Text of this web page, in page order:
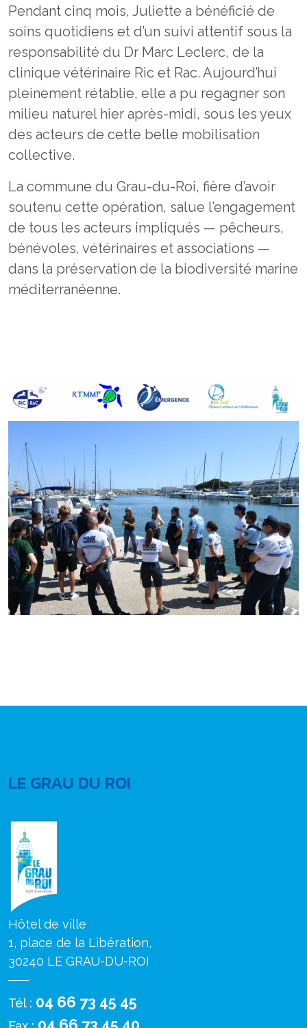
Pendant cinq mois, Juliette a bénéficié de
soins quotidiens et d’un suivi attentif sous la
responsabilité du Dr Marc Leclerc, de la
clinique vétérinaire Ric et Rac. Aujourd’hui
pleinement rétablie, elle a pu regagner son
milieu naturel hier après-midi, sous les yeux
des acteurs de cette belle mobilisation
collective.
La commune du Grau-du-Roi, fière d’avoir
soutenu cette opération, salue l’engagement
de tous les acteurs impliqués — pêcheurs,
bénévoles, vétérinaires et associations —
dans la préservation de la biodiversité marine
méditerranéenne.
LE GRAU DU ROI
Hôtel de ville
1, place de la Libération,
30240 LE GRAU-DU-ROI
Tél : 04 66 73 45 45